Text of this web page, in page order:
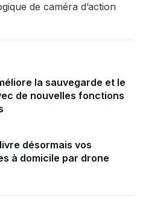
de caméra d’action
la sauvegarde et le
de nouvelles fonctions
désormais vos
à domicile par drone